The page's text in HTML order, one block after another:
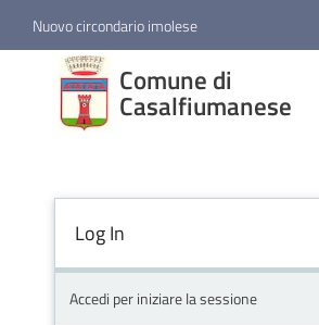
Vai al contenuto
Vai alla navigazione
Vai al footer
Nuovo circondario imolese
Comune di
Casalfiumanese
Comune di
Casalfiumanese
Amministrazione
Novità
Log In
Accedi per iniziare la sessione